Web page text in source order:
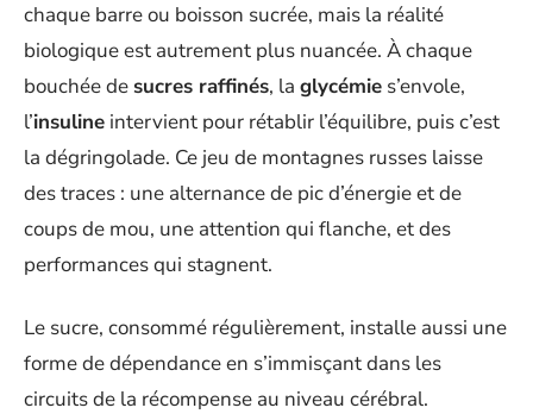
chaque barre ou boisson sucrée, mais la réalité
biologique est autrement plus nuancée. À chaque
bouchée de sucres raffinés, la glycémie s’envole,
l’insuline intervient pour rétablir l’équilibre, puis c’est
la dégringolade. Ce jeu de montagnes russes laisse
des traces : une alternance de pic d’énergie et de
coups de mou, une attention qui flanche, et des
performances qui stagnent.
Le sucre, consommé régulièrement, installe aussi une
forme de dépendance en s’immisçant dans les
circuits de la récompense au niveau cérébral.